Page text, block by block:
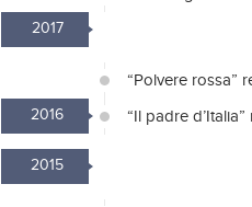
2017
“Polvere rossa”
2016 “Il padre
2015